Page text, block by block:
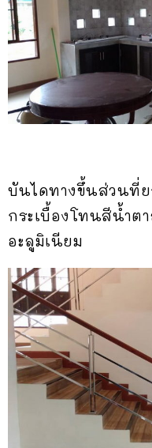
บันไดทางขึ้นส่วนที่
กระเบื้องโทนสีน้ำต
อะลูมิเนียม